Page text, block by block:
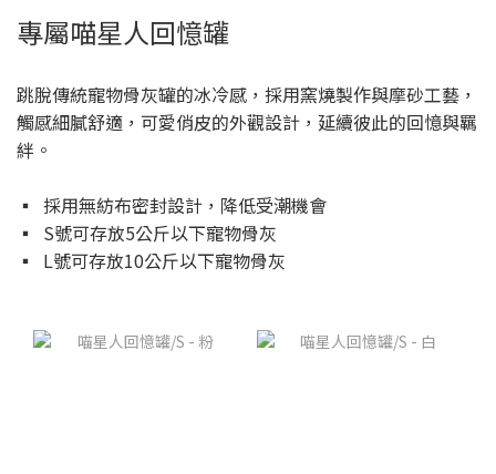
專屬喵星人回憶罐
跳脫傳統寵物骨灰罐的冰冷感，採用窯燒製作與摩砂工藝，
觸感細膩舒適，可愛俏皮的外觀設計，延續彼此的回憶與羈
絆。
▪ 採用無紡布密封設計，降低受潮機會
▪ S號可存放5公斤以下寵物骨灰
▪ L號可存放10公斤以下寵物骨灰